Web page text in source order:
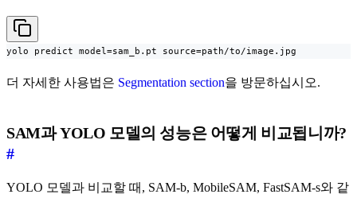
yolo predict model=sam_b.pt source=path/to/image.jpg
더 자세한 사용법은 Segmentation section을 방문하십시오.
SAM과 YOLO 모델의 성능은 어떻게 비교됩니까?
#
YOLO 모델과 비교할 때, SAM-b, MobileSAM, FastSAM-s와 같